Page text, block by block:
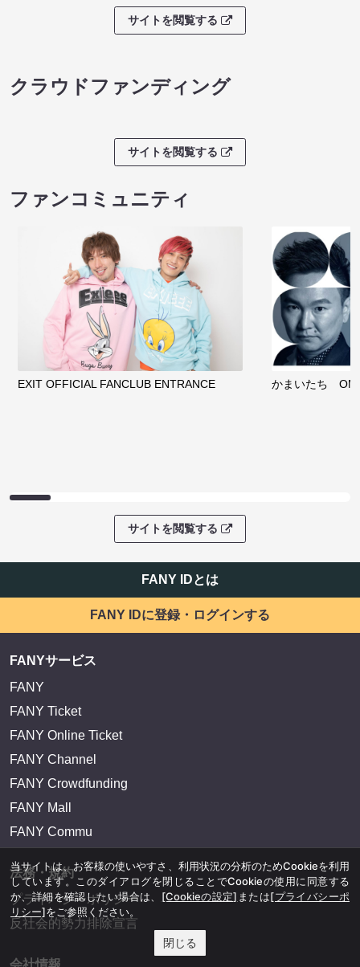
サイトを閲覧する
クラウドファンディング
サイトを閲覧する
ファンコミュニティ
EXIT OFFICIAL FANCLUB ENTRANCE かまいたち
サイトを閲覧する
FANY IDとは
FANY IDに登録・ログインする
FANYサービス
FANY
FANY Ticket
FANY Online Ticket
FANY Channel
FANY Crowdfunding
FANY Mall
FANY Commu
法務・規約
プライバシーポリシー
反社会的勢力排除宣言
当サイトは、お客様の使いやすさ、利用状況の分析のためCookieを利用
しています。このダイアログを閉じることでCookieの使用に同意する
か、詳細を確認したい場合は、 [Cookieの設定] または[プライバシーポ
リシー]をご参照ください。
閉じる